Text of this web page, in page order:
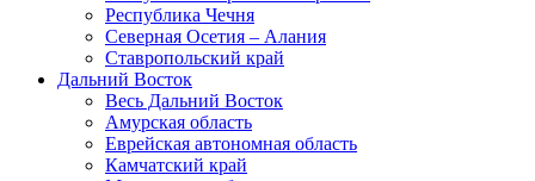
Республика Чечня
Северная Осетия – Алания
Ставропольский край
Дальний Восток
Весь Дальний Восток
Амурская область
Еврейская автономная область
Камчатский край